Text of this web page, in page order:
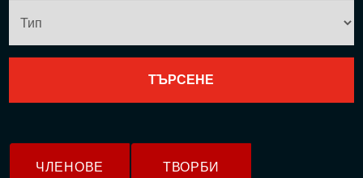
ЧЛЕНОВЕ ТВОРБИ